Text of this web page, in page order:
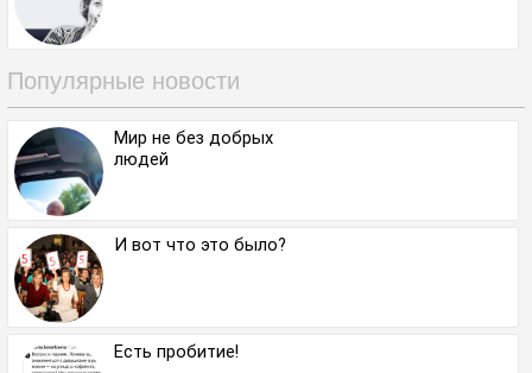
Популярные новости
Мир не без добрых
людей
И вот что это было?
Есть пробитие!